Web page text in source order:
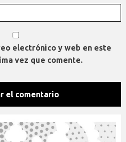
electrónico y web en este
vez que comente.